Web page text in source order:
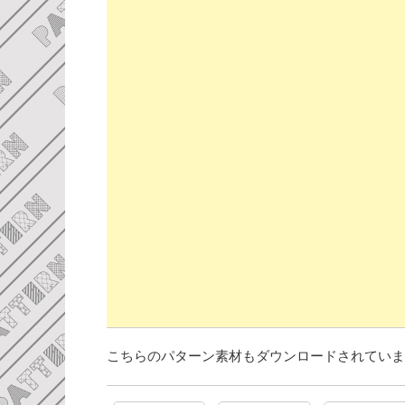
こちらのパターン素材もダウンロードされてい